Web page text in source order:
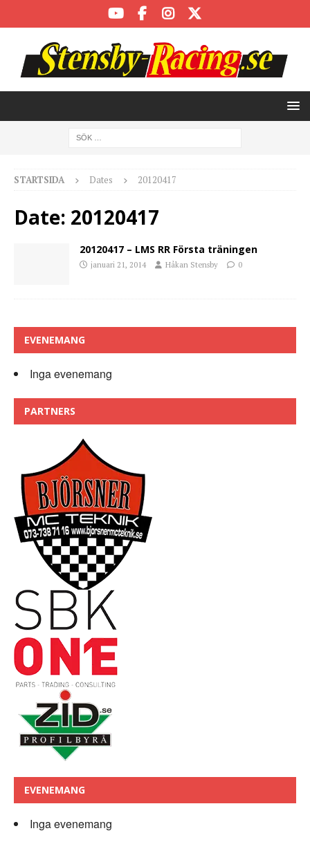
STARTSIDA Dates 20120417
Date: 20120417
20120417 – LMS RR Första träningen
januari 21, 2014 Håkan Stensby 0
EVENEMANG
Inga evenemang
PARTNERS
EVENEMANG
Inga evenemang